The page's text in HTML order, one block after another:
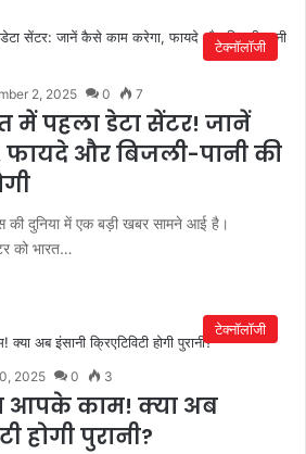
टेक्नॉलॉजी
2, 2025 0 7
में पहला डेटा सेंटर! जानें
और बिजली-पानी की
की दुनिया में एक बड़ी खबर सामने आई है।
को भारत…
टेक्नॉलॉजी
2025 0 3
आपके काम! क्या अब
होगी पुरानी?